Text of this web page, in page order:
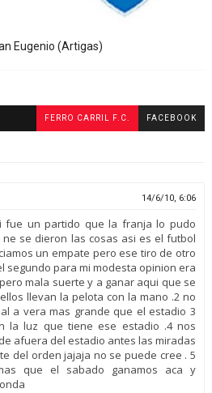
Eugenio (Artigas)
FERRO CARRIL F.C. FACEBOOK
14/6/10, 6:06
fue un partido que la franja lo pudo
se dieron las cosas asi es el futbol
un empate pero ese tiro de otro
segundo para mi modesta opinion era
mala suerte y a ganar aqui que se
llevan la pelota con la mano .2 no
a vera mas grande que el estadio 3
la luz que tiene ese estadio .4 nos
afuera del estadio antes las miradas
del orden jajaja no se puede cree . 5
que el sabado ganamos aca y